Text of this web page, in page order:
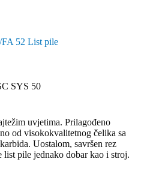
52 List pile
SYS 50
uvjetima. Prilagođeno
od visokokvalitetnog čelika sa
Uostalom, savršen rez
list pile jednako dobar kao i stroj.